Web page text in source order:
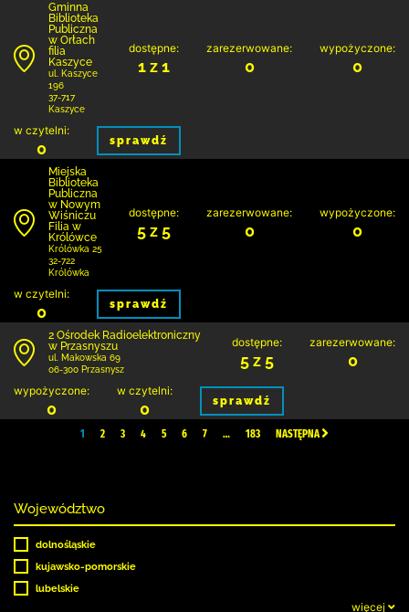
Gminna
Biblioteka
Publiczna
w Orłach
filia
Kaszyce
ul. Kaszyce
196
37-717
Kaszyce
dostępne:
1 z 1
zarezerwowane:
0
wypożyczone:
0
w czytelni:
0 sprawdź
Miejska
Biblioteka
Publiczna
w Nowym
Wiśniczu
Filia w
Królówce
Królówka 25
32-722
Królówka
dostępne:
5 z 5
zarezerwowane:
0
wypożyczone:
0
w czytelni:
0 sprawdź
2 Ośrodek Radioelektroniczny
w Przasnyszu
ul. Makowska 69
06-300 Przasnysz
dostępne:
5 z 5
zarezerwowane:
0
wypożyczone:
0
w czytelni:
0 sprawdź
1 2 3 4 5 6 7 … 183 NASTĘPNA
Województwo
dolnośląskie
kujawsko-pomorskie
lubelskie
więcej